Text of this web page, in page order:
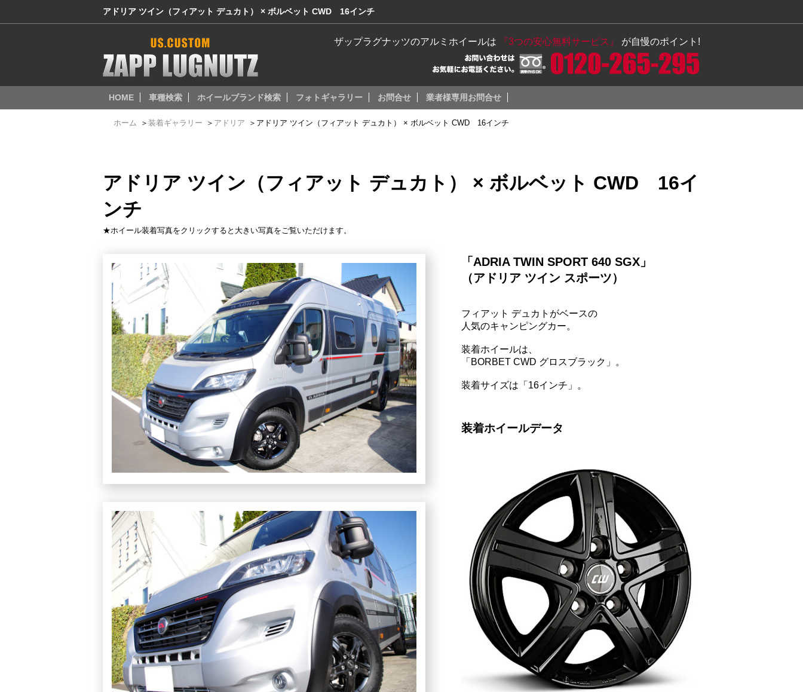
アドリア ツイン（フィアット デュカト） × ボルベット CWD 16インチ
ザップラグナッツのアルミホイールは 『3つの安心無料サービス』 が自慢のポイント!
HOME 車種検索 ホイールブランド検索 フォトギャラリー お問合せ 業者様専用お問合せ
ホーム ＞ 装着ギャラリー ＞ アドリア ＞ アドリア ツイン（フィアット デュカト） × ボルベット CWD 16インチ
アドリア ツイン（フィアット デュカト） × ボルベット CWD 16イ
ンチ
★ホイール装着写真をクリックすると大きい写真をご覧いただけます。
「ADRIA TWIN SPORT 640 SGX」
（アドリア ツイン スポーツ）
フィアット デュカトがベースの
人気のキャンピングカー。
装着ホイールは、
「BORBET CWD グロスブラック」。
装着サイズは「16インチ」。
装着ホイールデータ